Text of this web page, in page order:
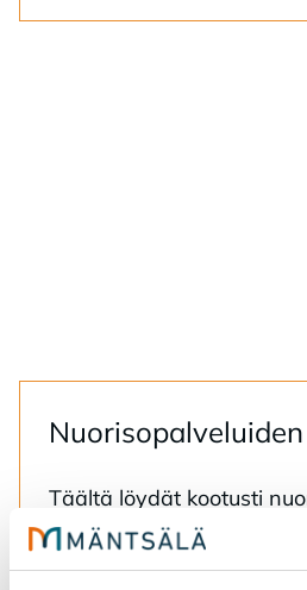
Tääl­tä löy­dät koo­tus­ti
yh­teys­tie­dot.